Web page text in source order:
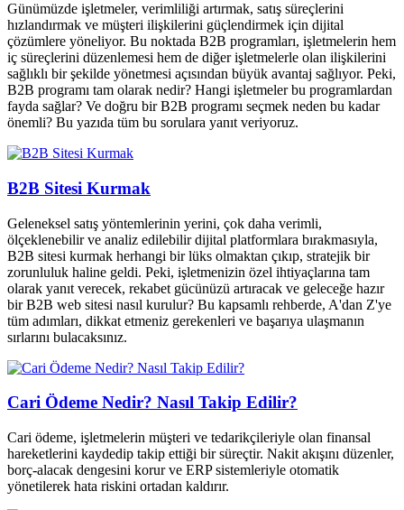
Günümüzde işletmeler, verimliliği artırmak, satış süreçlerini
hızlandırmak ve müşteri ilişkilerini güçlendirmek için dijital
çözümlere yöneliyor. Bu noktada B2B programları, işletmelerin hem
iç süreçlerini düzenlemesi hem de diğer işletmelerle olan ilişkilerini
sağlıklı bir şekilde yönetmesi açısından büyük avantaj sağlıyor. Peki,
B2B programı tam olarak nedir? Hangi işletmeler bu programlardan
fayda sağlar? Ve doğru bir B2B programı seçmek neden bu kadar
önemli? Bu yazıda tüm bu sorulara yanıt veriyoruz.
B2B Sitesi Kurmak
Geleneksel satış yöntemlerinin yerini, çok daha verimli,
ölçeklenebilir ve analiz edilebilir dijital platformlara bırakmasıyla,
B2B sitesi kurmak herhangi bir lüks olmaktan çıkıp, stratejik bir
zorunluluk haline geldi. Peki, işletmenizin özel ihtiyaçlarına tam
olarak yanıt verecek, rekabet gücünüzü artıracak ve geleceğe hazır
bir B2B web sitesi nasıl kurulur? Bu kapsamlı rehberde, A'dan Z'ye
tüm adımları, dikkat etmeniz gerekenleri ve başarıya ulaşmanın
sırlarını bulacaksınız.
Cari Ödeme Nedir? Nasıl Takip Edilir?
Cari ödeme, işletmelerin müşteri ve tedarikçileriyle olan finansal
hareketlerini kaydedip takip ettiği bir süreçtir. Nakit akışını düzenler,
borç-alacak dengesini korur ve ERP sistemleriyle otomatik
yönetilerek hata riskini ortadan kaldırır.